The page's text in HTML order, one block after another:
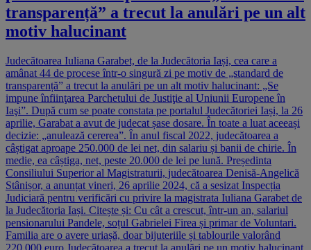
transparență” a trecut la anulări pe un alt
motiv halucinant
Judecătoarea Iuliana Garabet, de la Judecătoria Iași, cea care a
amânat 44 de procese într-o singură zi pe motiv de „standard de
transparență” a trecut la anulări pe un alt motiv halucinant: „Se
impune înfiinţarea Parchetului de Justiţie al Uniunii Europene în
Iaşi”. După cum se poate constata pe portalul Judecătoriei Iași, la 26
aprilie, Garabat a avut de judecat șase dosare. În toate a luat aceeași
decizie: „anulează cererea”. În anul fiscal 2022, judecătoarea a
câștigat aproape 250.000 de lei net, din salariu și banii de chirie. În
medie, ea câștiga, net, peste 20.000 de lei pe lună. Președinta
Consiliului Superior al Magistraturii, judecătoarea Denisă-Angelică
Stânișor, a anunțat vineri, 26 aprilie 2024, că a sesizat Inspecția
Judiciară pentru verificări cu privire la magistrata Iuliana Garabet de
la Judecătoria Iași. Citește și: Cu cât a crescut, într-un an, salariul
pensionarului Pandele, soțul Gabrielei Firea și primar de Voluntari.
Familia are o avere uriașă, doar bijuteriile și tablourile valorând
220.000 euro Judecătoarea a trecut la anulări pe un motiv halucinant